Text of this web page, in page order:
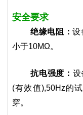
安全要求
绝缘电阻：设
小于10MΩ。
抗电强度： 设
(有效值),50Hz的
穿。